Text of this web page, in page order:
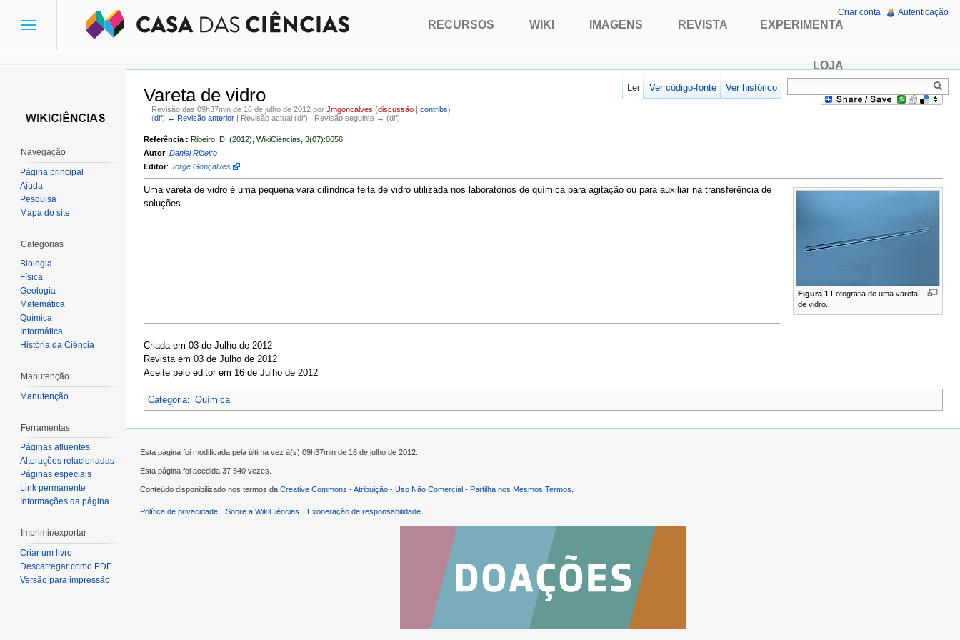
Vareta de vidro
Revisão das 09h37min de 16 de julho de 2012 porJmgoncalves (discussão|contribs)
(dif) ← Revisão anterior| Revisão actual (dif) | Revisão seguinte → (dif)
Referência : Ribeiro, D. (2012), WikiCiências, 3(07):0656
Autor: Daniel Ribeiro
Editor: Jorge Gonçalves
Figura 1 Fotografia de uma vareta
de vidro.
Uma vareta de vidro é uma pequena vara cilíndrica feita de vidro utilizada nos laboratórios de química para agitação ou para auxiliar na transferência de
soluções.
Criada em 03 de Julho de 2012
Revista em 03 de Julho de 2012
Aceite pelo editor em 16 de Julho de 2012
Categoria: Química
Toggle
RECURSOS WIKI IMAGENS REVISTA EXPERIMENTA
LOJA
Criar conta Autenticação
Ler Ver código-fonte Ver histórico
Navegação
Página principal
Ajuda
Pesquisa
Mapa do site
Categorias
Biologia
Física
Geologia
Matemática
Química
Informática
História da Ciência
Manutenção
Manutenção
Ferramentas
Páginas afluentes
Alterações relacionadas
Páginas especiais
Link permanente
Informações da página
Imprimir/exportar
Criar um livro
Descarregar como PDF
Versão para impressão
Esta página foi modificada pela última vez à(s) 09h37min de 16 de julho de 2012.
Esta página foi acedida 37 540 vezes.
Conteúdo disponibilizado nos termos da Creative Commons - Atribuição - Uso Não Comercial - Partilha nos Mesmos Termos.
Política de privacidade Sobre a WikiCiências Exoneração de responsabilidade